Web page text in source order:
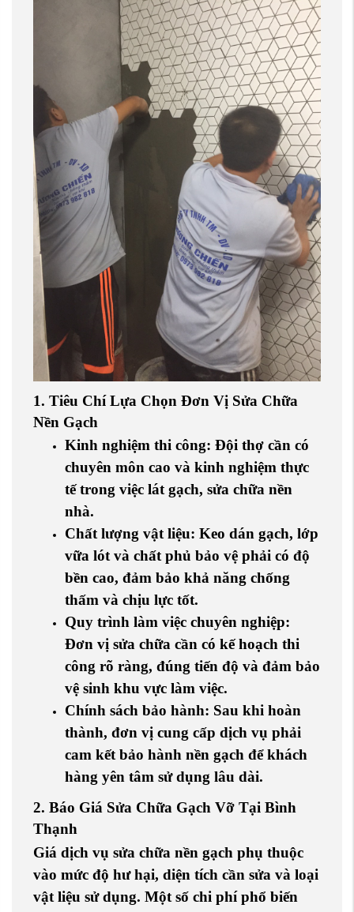
1. Tiêu Chí Lựa Chọn Đơn Vị Sửa Chữa
Nền Gạch
Kinh nghiệm thi công: Đội thợ cần có
chuyên môn cao và kinh nghiệm thực
tế trong việc lát gạch, sửa chữa nền
nhà.
Chất lượng vật liệu: Keo dán gạch, lớp
vữa lót và chất phủ bảo vệ phải có độ
bền cao, đảm bảo khả năng chống
thấm và chịu lực tốt.
Quy trình làm việc chuyên nghiệp:
Đơn vị sửa chữa cần có kế hoạch thi
công rõ ràng, đúng tiến độ và đảm bảo
vệ sinh khu vực làm việc.
Chính sách bảo hành: Sau khi hoàn
thành, đơn vị cung cấp dịch vụ phải
cam kết bảo hành nền gạch để khách
hàng yên tâm sử dụng lâu dài.
2. Báo Giá Sửa Chữa Gạch Vỡ Tại Bình
Thạnh
Giá dịch vụ sửa chữa nền gạch phụ thuộc
vào mức độ hư hại, diện tích cần sửa và loại
vật liệu sử dụng. Một số chi phí phổ biến